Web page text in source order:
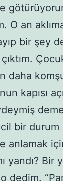
O an
bir şey
daha
kapısı
bir durum
anlamak
yandı? Bir
dedim.